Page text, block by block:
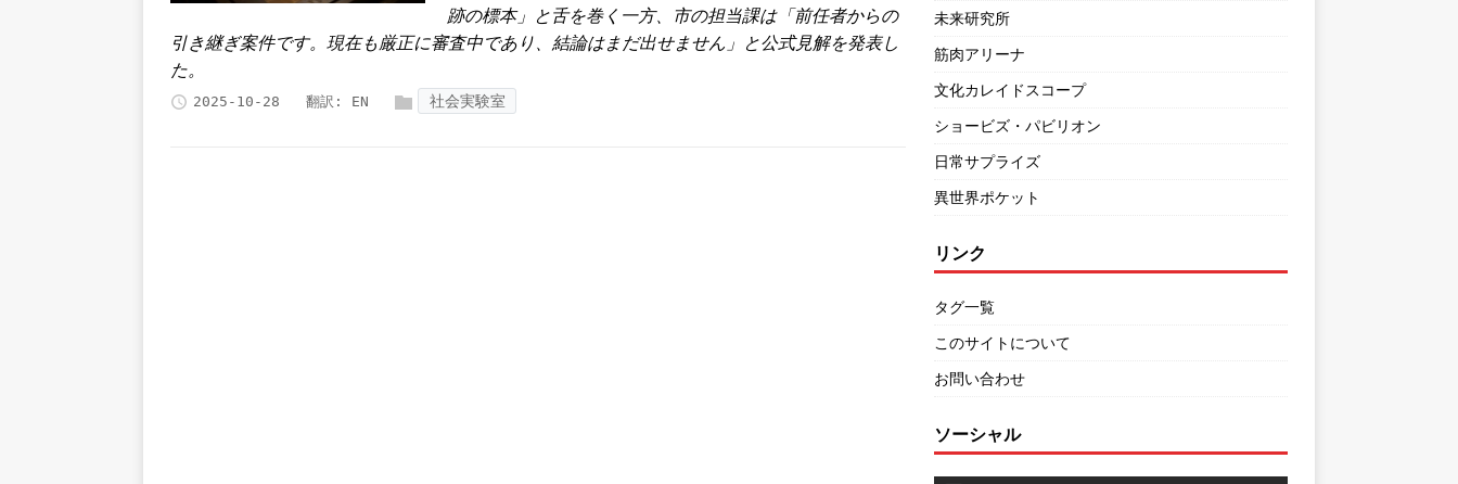
跡の標本」と舌を巻く一方、市の担当課は「前任者からの
引き継ぎ案件です。現在も厳正に審査中であり、結論はまだ出せません」と公式見解を発表し
た。
2025-10-28 翻訳: EN 社会実験室
未来研究所
筋肉アリーナ
文化カレイドスコープ
ショービズ・パビリオン
日常サプライズ
異世界ポケット
リンク
タグ一覧
このサイトについて
お問い合わせ
ソーシャル